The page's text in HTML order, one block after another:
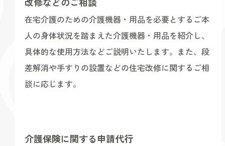
在宅介護のための介護機器・用品を必要とするご本
人の身体状況を踏まえた介護機器・用品を紹介し、
具体的な使用方法などご説明いたします。また、段
差解消や手すりの設置などの住宅改修に関するご相
談に応じます。
介護保険に関する申請代行